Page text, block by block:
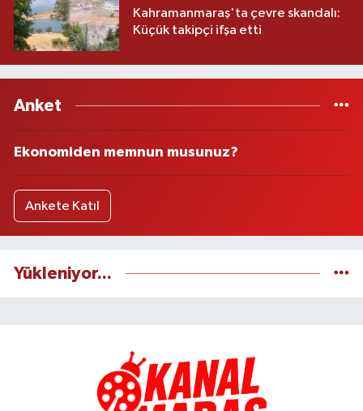
Kahramanmaraş'ta çevre skandalı:
Küçük takipçi ifşa etti
Anket
Ekonomiden memnun musunuz?
Ankete Katıl
Yükleniyor...